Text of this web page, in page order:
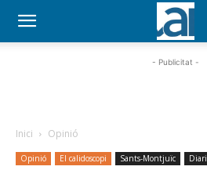
- Publicitat -
Inici Opinió
Opinió El calidoscopi Sants-Montjuïc Diari